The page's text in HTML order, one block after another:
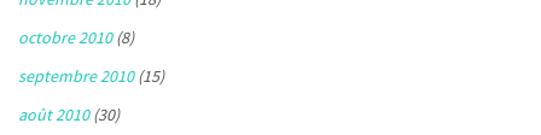
octobre 2010(8)
septembre 2010(15)
août 2010(30)